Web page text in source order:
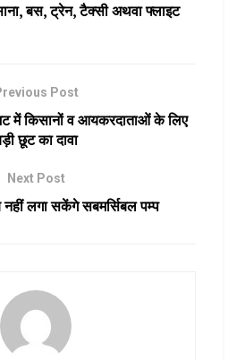
बस, ट्रेन, टैक्सी अथवा फ्लाइट
Post
में किसानों व आयकरदाताओं के लिए
छूट का दावा
Next Post
नहीं लगा सकेंगे सबमर्सिबल पम्प